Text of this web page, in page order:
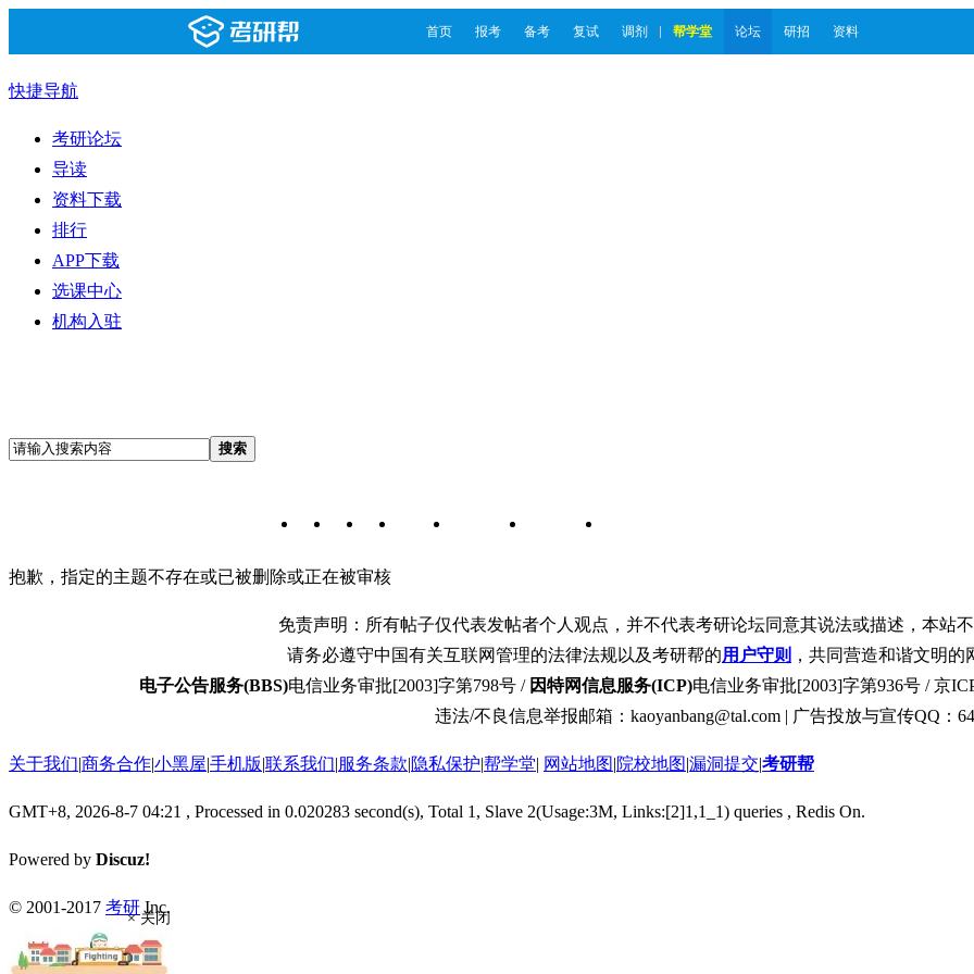
首页 报考 备考 复试 调剂 帮学堂 论坛 研招 资料
快捷导航
考研论坛
导读
资料下载
排行
APP下载
选课中心
机构入驻
搜索
抱歉，指定的主题不存在或已被删除或正在被审核
免责声明：所有帖子仅代表发帖者个人观点，并不代表考研论坛同意其说法或描述，本站
请务必遵守中国有关互联网管理的法律法规以及考研帮的用户守则 ，共同营造和谐文明
电子公告服务(BBS)电信业务审批[2003]字第798号 / 因特网信息服务(ICP)电信业务审批[2003]字第936号 / 京
违法/不良信息举报邮箱：kaoyanbang@tal.com | 广告投放与宣传QQ：
关于我们|商务合作|小黑屋|手机版|联系我们|服务条款|隐私保护|帮学堂| 网站地图|院校地图|漏洞提交|考研帮
GMT+8, 2026-8-7 04:21 , Processed in 0.020283 second(s), Total 1, Slave 2(Usage:3M, Links:[2]1,1_1) queries , Redis On.
Powered by Discuz!
© 2001-2017 考研Inc.
× 关闭